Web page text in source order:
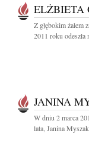
ELŻBIETA
Z głębokim żalem
2011 roku odeszła
JANINA
W dniu 2 marca
lata, Janina